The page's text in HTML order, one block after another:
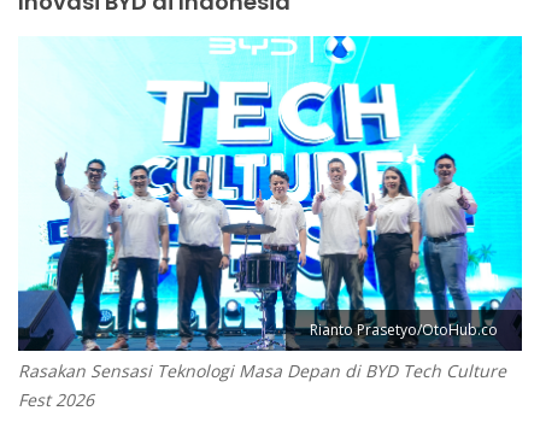
Rianto Prasetyo/OtoHub.co
Rasakan Sensasi Teknologi Masa Depan di BYD Tech Culture
Fest 2026